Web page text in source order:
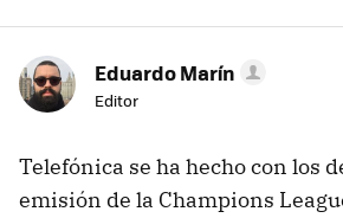
Eduardo Marín
Editor
Telefónica se ha hecho con los
emisión de la Champions